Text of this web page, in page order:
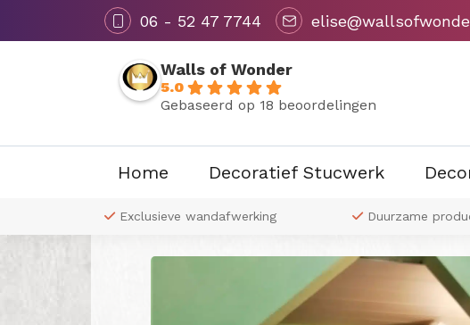
06 - 52 47 7744
Walls of Wonder
5.0
Gebaseerd op 18 beoordelingen
Home Decoratief Stucwerk
Exclusieve wandafwerking Duurzame
Terug naar overzicht